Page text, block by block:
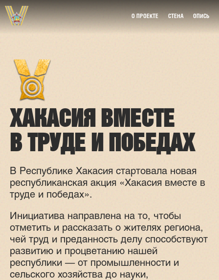
О ПРОЕКТЕ СТЕНА ОПИСЬ
ХАКАСИЯ ВМЕСТЕ
В ТРУДЕ И ПОБЕДАХ
В Республике Хакасия стартовала новая
республиканская акция «Хакасия вместе в
труде и победах».
Инициатива направлена на то, чтобы
отметить и рассказать о жителях региона,
чей труд и преданность делу способствуют
развитию и процветанию нашей
республики — от промышленности и
сельского хозяйства до науки,